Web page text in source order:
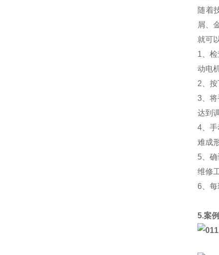
随着
屑、
就可
1、
动电
2、
3、
达到
4、
难成
5、
维修
6、
5.案